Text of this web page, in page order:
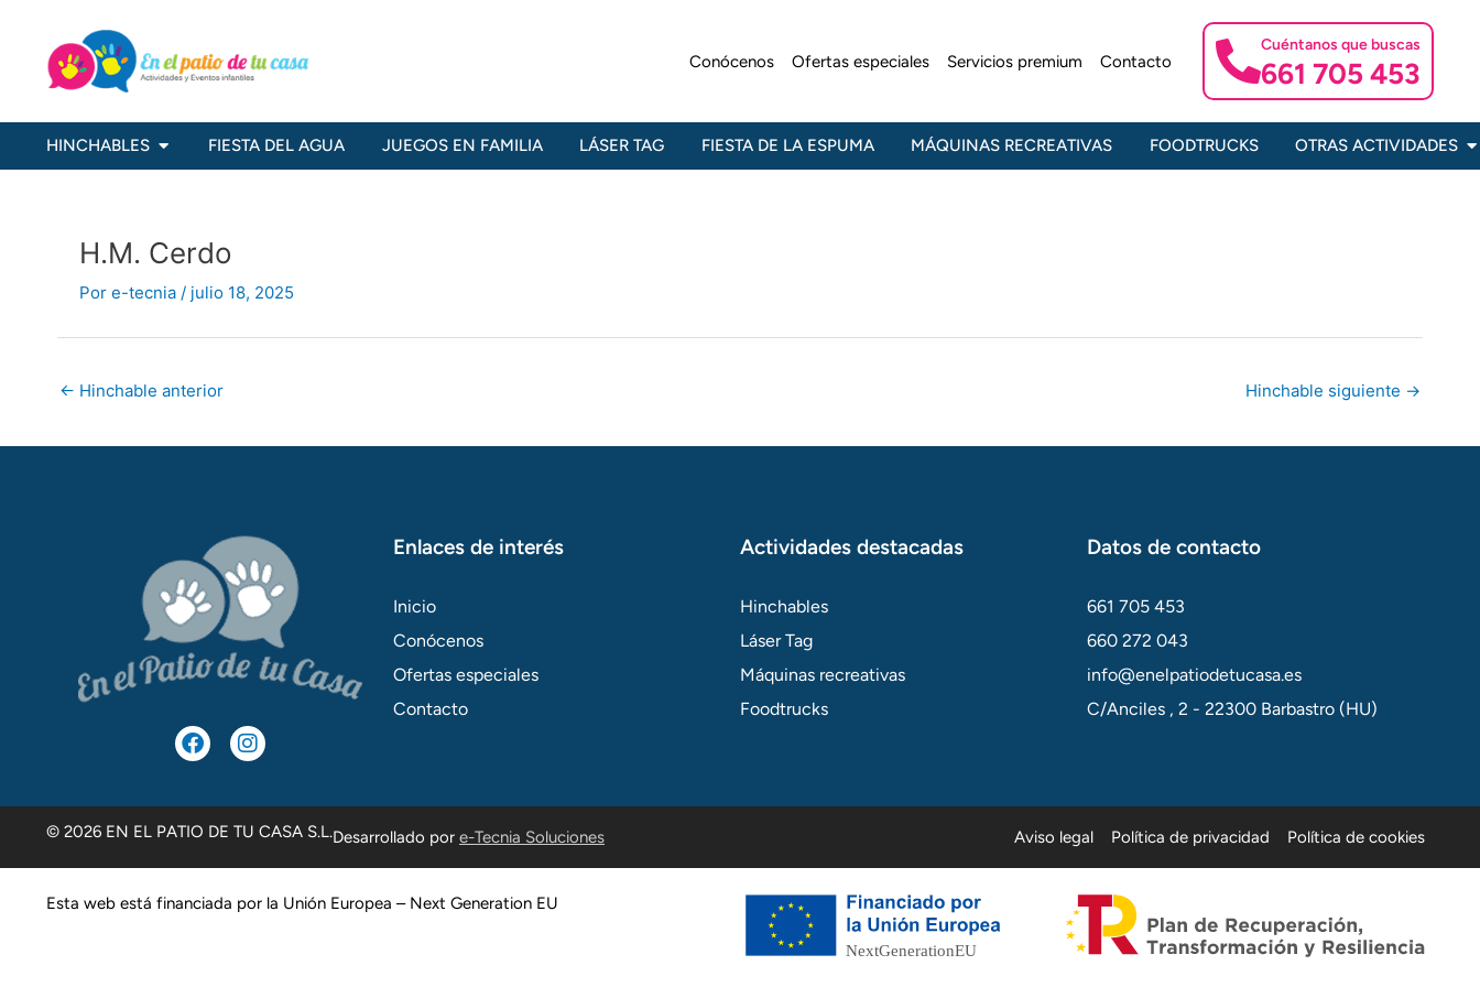
contenido
Conócenos Ofertas especiales Servicios premium Contacto
Cuéntanos que buscas
661 705 453
HINCHABLES Abrir HINCHABLES
FIESTA DEL AGUA JUEGOS EN FAMILIA LÁSER TAG FIESTA DE LA ESPUMA MÁQUINAS RECREATIVAS FOODTRUCKS OTRAS ACTIVIDADES
H.M. Cerdo
Por e-tecnia / julio 18, 2025
← Hinchable anterior Hinchable siguiente →
a
c
b
o
o
k
n
s
a
g
r
a
Enlaces de interés
Inicio
Conócenos
Ofertas especiales
Contacto
Actividades destacadas
Hinchables
Láser Tag
Máquinas recreativas
Foodtrucks
Datos de contacto
661 705 453
660 272 043
info@enelpatiodetucasa.es
C/Anciles , 2 - 22300 Barbastro (HU)
© 2026 EN EL PATIO DE TU CASA S.L.Desarrollado por e-Tecnia Soluciones Aviso legal Política de privacidad Política de cookies
Esta web está financiada por la Unión Europea – Next Generation EU